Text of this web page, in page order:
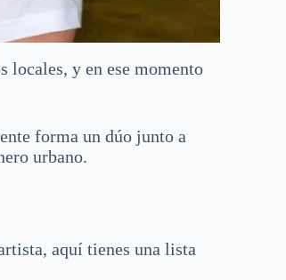
locales, y en ese momento
forma un dúo junto a
urbano.
aquí tienes una lista